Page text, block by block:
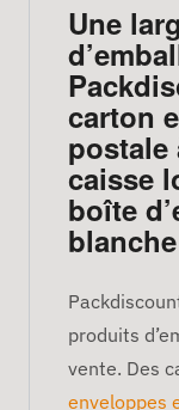
Une
carton
postale
caisse
boîte
produits
vente. Des
enveloppes